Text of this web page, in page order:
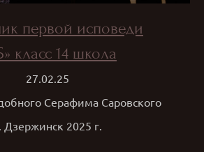
первой исповеди
класс 14 школа
27.02.25
Серафима Саровского
Дзержинск 2025 г.